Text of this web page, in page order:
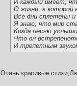
И каждый имеет,
О жизни, в которой
Все дни сплетены и
Я знаю, что мир
Когда песню
Что он
И трепетным
Очень красивые